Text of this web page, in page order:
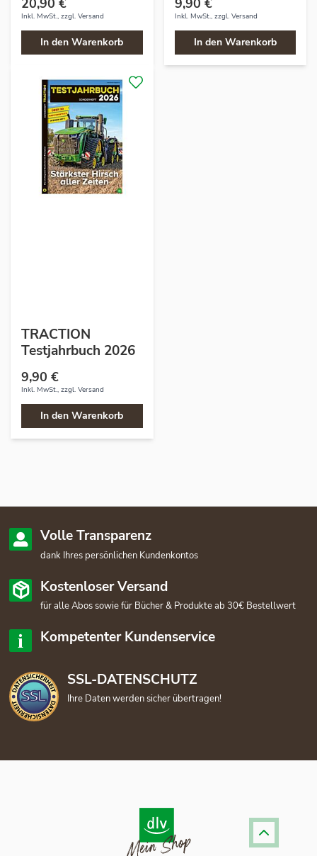
Inkl. MwSt., zzgl. Versand
In den Warenkorb
Inkl. MwSt., zzgl. Versand
In den Warenkorb
TRACTION
Testjahrbuch 2026
9,90 €
Inkl. MwSt., zzgl. Versand
In den Warenkorb
Volle Transparenz
dank Ihres persönlichen Kundenkontos
Kostenloser Versand
für alle Abos sowie für Bücher & Produkte ab 30€ Bestellwert
Kompetenter Kundenservice
SSL-DATENSCHUTZ
Ihre Daten werden sicher übertragen!